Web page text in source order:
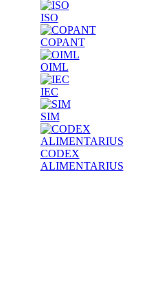
ISO
COPANT
OIML
IEC
SIM
CODEX
ALIMENTARIUS